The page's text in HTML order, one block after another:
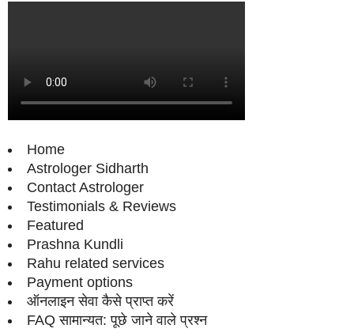
Home
Astrologer Sidharth
Contact Astrologer
Testimonials & Reviews
Featured
Prashna Kundli
Rahu related services
Payment options
ऑनलाइन सेवा कैसे प्राप्‍त करें
FAQ सामान्‍यत: पूछे जाने वाले प्रश्‍न